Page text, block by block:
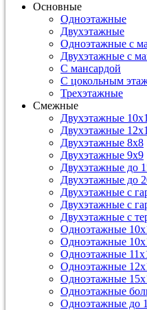
Основные
Одноэтажные
Двухэтажные
Одноэтажные с
Двухэтажные с
С мансардой
С цокольным
Трехэтажные
Смежные
Двухэтажные
Двухэтажные
Двухэтажные 8х8
Двухэтажные 9х9
Двухэтажные до
Двухэтажные до
Двухэтажные с
Двухэтажные с
Двухэтажные с
Одноэтажные
Одноэтажные
Одноэтажные
Одноэтажные
Одноэтажные
Одноэтажные
Одноэтажные до